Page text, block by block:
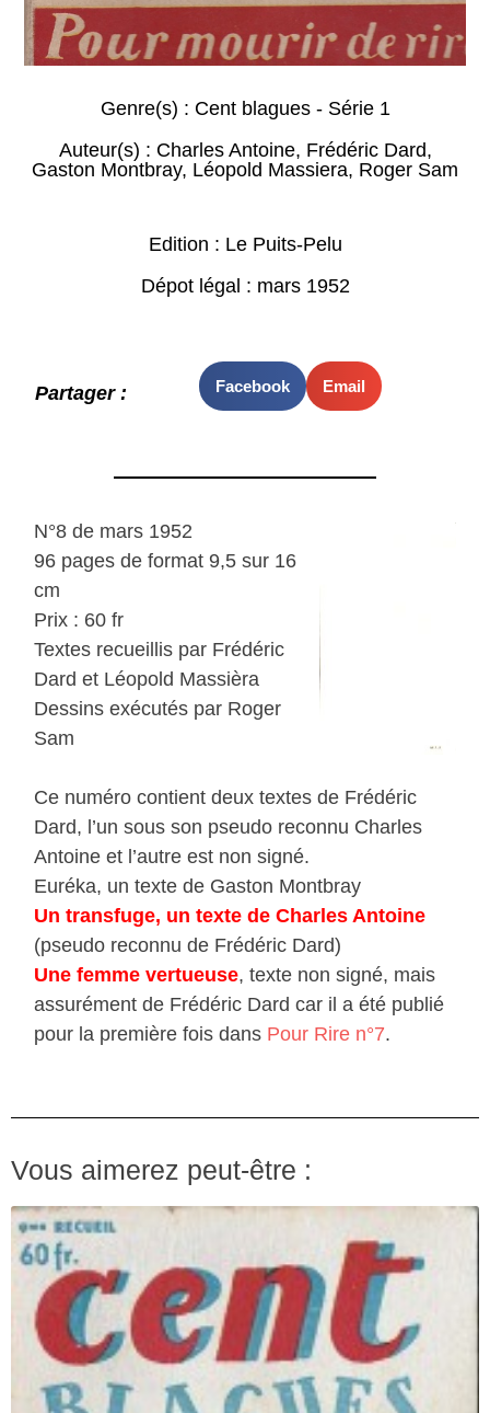
Genre(s) : Cent blagues - Série 1
Auteur(s) : Charles Antoine, Frédéric Dard,
Gaston Montbray, Léopold Massiera, Roger Sam
Edition : Le Puits-Pelu
Dépot légal : mars 1952
Partager : Facebook Email
N°8 de mars 1952
96 pages de format 9,5 sur 16
cm
Prix : 60 fr
Textes recueillis par Frédéric
Dard et Léopold Massièra
Dessins exécutés par Roger
Sam
Ce numéro contient deux textes de Frédéric
Dard, l’un sous son pseudo reconnu Charles
Antoine et l’autre est non signé.
Euréka, un texte de Gaston Montbray
Un transfuge, un texte de Charles Antoine
(pseudo reconnu de Frédéric Dard)
Une femme vertueuse, texte non signé, mais
assurément de Frédéric Dard car il a été publié
pour la première fois dans Pour Rire n°7.
Vous aimerez peut-être :